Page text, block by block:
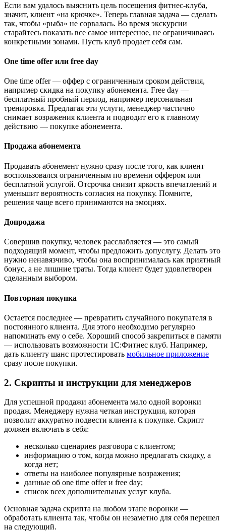
Если вам удалось выяснить цель посещения фитнес-клуба,
значит, клиент «на крючке». Теперь главная задача — сделать
так, чтобы «рыба» не сорвалась. Во время экскурсии
старайтесь показать все самое интересное, не ограничиваясь
конкретными зонами. Пусть клуб продает себя сам.
One time offer или free day
One time offer — оффер с ограниченным сроком действия,
например скидка на покупку абонемента. Free day —
бесплатный пробный период, например персональная
тренировка. Предлагая эти услуги, менеджер частично
снимает возражения клиента и подводит его к главному
действию — покупке абонемента.
Продажа абонемента
Продавать абонемент нужно сразу после того, как клиент
воспользовался ограниченным по времени оффером или
бесплатной услугой. Отсрочка снизит яркость впечатлений и
уменьшит вероятность согласия на покупку. Помните,
решения чаще всего принимаются на эмоциях.
Допродажа
Совершив покупку, человек расслабляется — это самый
подходящий момент, чтобы предложить допуслугу. Делать это
нужно ненавязчиво, чтобы она воспринималась как приятный
бонус, а не лишние траты. Тогда клиент будет удовлетворен
сделанным выбором.
Повторная покупка
Остается последнее — превратить случайного покупателя в
постоянного клиента. Для этого необходимо регулярно
напоминать ему о себе. Хороший способ закрепиться в памяти
— использовать возможности 1С:Фитнес клуб. Например,
дать клиенту шанс протестировать мобильное приложение
сразу после покупки.
2. Скрипты и инструкции для менеджеров
Для успешной продажи абонемента мало одной воронки
продаж. Менеджеру нужна четкая инструкция, которая
позволит аккуратно подвести клиента к покупке. Скрипт
должен включать в себя:
несколько сценариев разговора с клиентом;
информацию о том, когда можно предлагать скидку, а
когда нет;
ответы на наиболее популярные возражения;
данные об one time offer и free day;
список всех дополнительных услуг клуба.
Основная задача скрипта на любом этапе воронки —
обработать клиента так, чтобы он незаметно для себя перешел
на следующий.